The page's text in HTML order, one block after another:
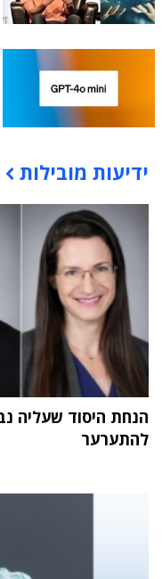
תוכן פרסומי
ידיעות מובילות
הנחת היסוד שעליה
להתערער